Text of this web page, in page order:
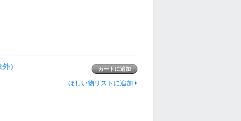
）
ほしい物リストに追加